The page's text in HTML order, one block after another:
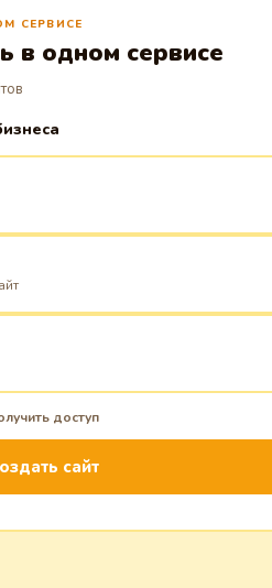
СЕРВИСЕ
в одном сервисе
доступ
сайт